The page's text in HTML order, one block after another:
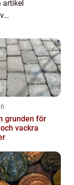
artikel
vackra